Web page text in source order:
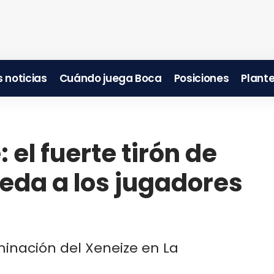
noticias Cuándo juega Boca Posiciones
el fuerte tirón de
a los jugadores
del Xeneize en La